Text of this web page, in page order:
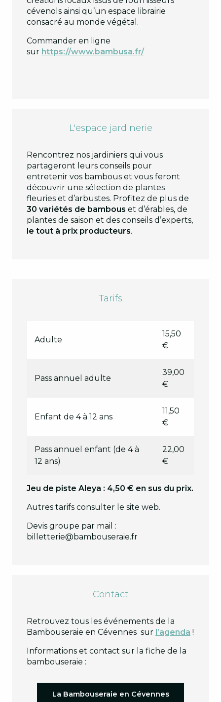
cévenols ainsi qu’un espace librairie
consacré au monde végétal.
Commander en ligne
sur https://www.bambusa.fr/
L'espace jardinerie
Rencontrez nos jardiniers qui vous
partageront leurs conseils pour
entretenir vos bambous et vous feront
découvrir une sélection de plantes
fleuries et d’arbustes. Profitez de plus de
30 variétés de bambous et d’érables, de
plantes de saison et des conseils d’experts,
le tout à prix producteurs.
Tarifs
Adulte
15,50
€
Pass annuel adulte
39,00
€
Enfant de 4 à 12 ans
11,50
€
Pass annuel enfant (de 4 à
12 ans)
22,00
€
Jeu de piste Aleya : 4,50 € en sus du prix.
Autres tarifs consulter le site web.
Devis groupe par mail :
billetterie@bambouseraie.fr
Contact
Retrouvez tous les événements de la
Bambouseraie en Cévennes sur l’agenda !
Informations et contact sur la fiche de la
bambouseraie :
La Bambouseraie en Cévennes